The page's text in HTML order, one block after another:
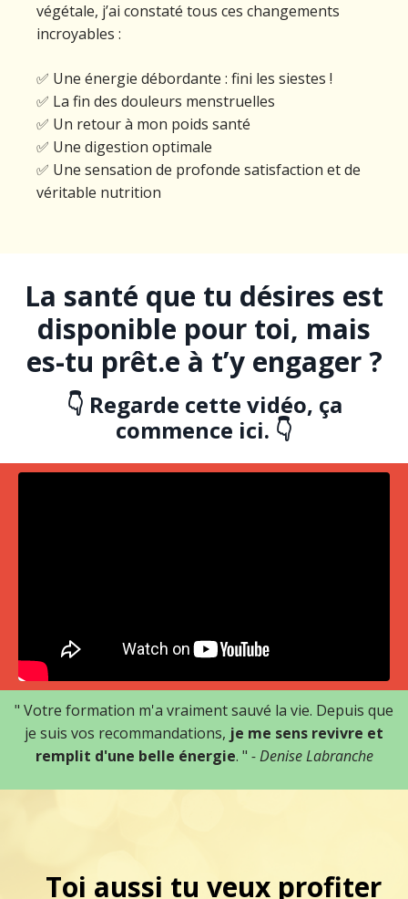
végétale, j’ai constaté tous ces changements
incroyables :
✅ Une énergie débordante : fini les siestes !
✅ La fin des douleurs menstruelles
✅ Un retour à mon poids santé
✅ Une digestion optimale
✅ Une sensation de profonde satisfaction et de
véritable nutrition
La santé que tu désires est
disponible pour toi, mais
es-tu prêt.e à t’y engager ?
👇 Regarde cette vidéo, ça
commence ici. 👇
" Votre formation m'a vraiment sauvé la vie. Depuis que
je suis vos recommandations, je me sens revivre et
remplit d'une belle énergie. " - Denise Labranche
Toi aussi tu veux profiter